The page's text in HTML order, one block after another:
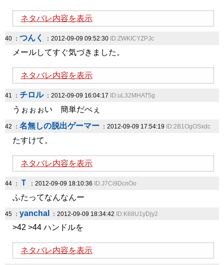
ネタバレ内容を表示
40 ： つんく ：2012-09-09 09:52:30 ID:ZWKICYZPJc
メールしてすぐ気づきました。
ネタバレ内容を表示
41 ： チロル：2012-09-09 16:04:17 ID:uL32MHAT5g
うぉぉぉい 簡単だべぇ
42 ： 名無しの脱出ゲーマー ：2012-09-09 17:54:19 ID:2B1OgOSxdc
たすけて。
ネタバレ内容を表示
44 ： Ｔ ：2012-09-09 18:10:36 ID:J7Ci9DcnOo
ふたってなんなんー
45 ： yanchal ：2012-09-09 18:34:42 ID:K68U1yDjy2
>42 >44 ハンドルを
ネタバレ内容を表示